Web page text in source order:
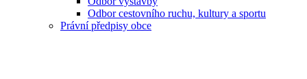
Odbor cestovního ruchu, kultury a sportu
Právní předpisy obce